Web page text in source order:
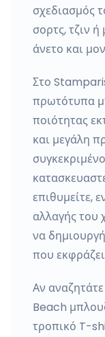
σχεδιασμός
σορτς, τζιν
άνετο και
Στο
πρωτότυπα
ποιότητας
και μεγάλη
επιθυμείτε,
αλλαγής του
να
που
Αν
Beach
τροπικό T-